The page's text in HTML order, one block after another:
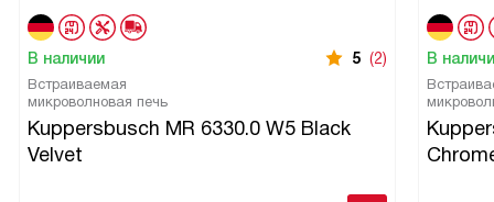
В наличии 5 (2)
Встраиваемая
микроволновая печь
Kuppersbusch MR 6330.0 W5 Black
Velvet
В